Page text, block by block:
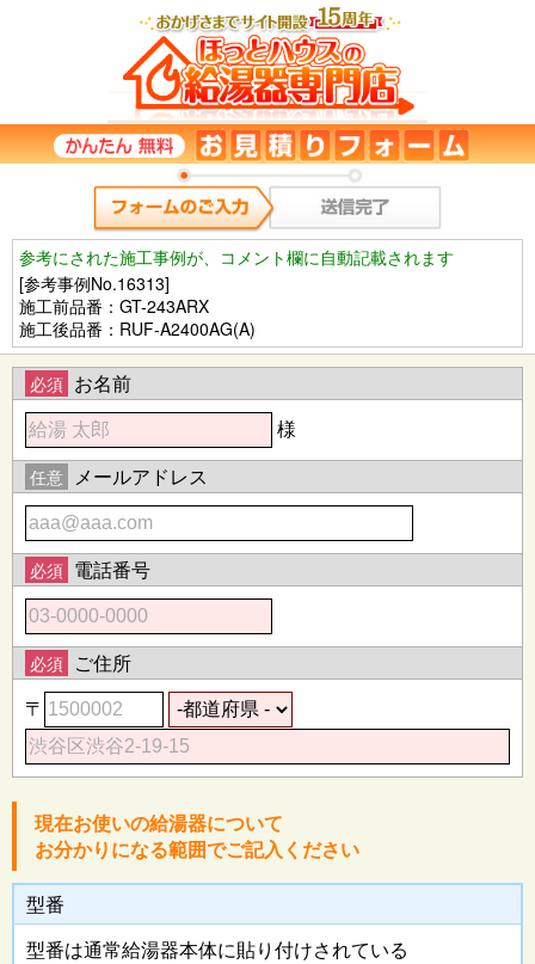
参考にされた施工事例が、コメント欄に自動記載されます
[参考事例No.16313]
施工前品番：GT-243ARX
施工後品番：RUF-A2400AG(A)
必須 お名前
様
任意 メールアドレス
必須 電話番号
必須 ご住所
〒
現在お使いの給湯器について
お分かりになる範囲でご記入ください
型番
型番は通常給湯器本体に貼り付けされている